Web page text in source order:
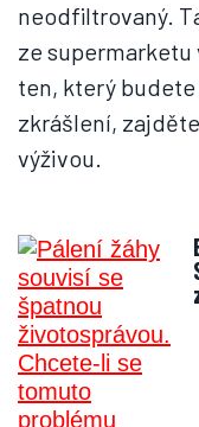
neodfiltrovaný.
ze supermarketu
ten, který
zkrášlení,
výživou.